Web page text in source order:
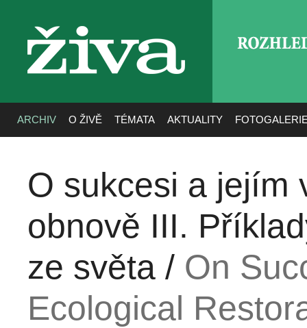
živa
ARCHIV O ŽIVĚ TÉMATA AKTUALITY
O sukcesi a jejím
obnově III.
ze světa / On
Ecological